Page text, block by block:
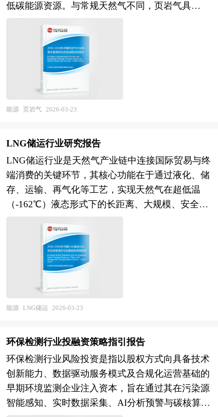
国已成为全球最大的铝锭生产国和消费国，电解铝
产能占全球比重超过半数，产业技术装备水平全球
领先，部分企业在高纯铝、航空航天用铝合金及汽
车轻量化材料等领域取得突破，产业集群效应与供
应链完整性显著增强；但另一方面，产业深层矛盾
依然突出，电解铝作为高耗能行业面临产能天花板
与能耗双控的刚性约束，电力成本占比高且清洁能
源替代压力大，高端铝合金材料自主保障能力不
格与环保政策影响调整压力加大，市场周期性波动
与产能过剩风险交织。与此同时，新能源汽车、光
伏储能及航空航天等战略性新兴产业的快速发展，
正在重塑铝锭需求结构与产品升级方向，产业转型
与技术创新的紧迫性前所未有。 展望未来，铝锭
产业将在"双碳"目标与制造强国战略双重约束下，
呈现三大演进趋势：一是绿色低碳与能源结构转型
成为生命线，电解槽大型化、智能化及节能技术普
及，水电铝、风电光伏铝等清洁能源冶炼产能占比
大幅提升，惰性阳极、碳捕集利用等颠覆性技术进
入产业化示范，再生铝保级利用与短流程工艺发
展，产业从"高碳锁定"向"绿色低碳"的根本转变；
电子级铝箔坯料等高端品种研发与量产能力突破，
铝锭产品从标准化大宗商品向定制化、高性能材料
升级，满足下游高端制造对材料一致性、稳定性及
特殊性能的严苛要求；三是数字化与智能化运营全
面深化，工业互联网、数字孪生及人工智能技术在
低碳能源资源。与常规天然气不同，页岩气具
（页岩）自身既是天然气生成的母岩，又是储存和
封盖天然气的储层与盖层，无需经过长距离运移即
可在源岩内部聚集，形成大面积连续分布的气藏。
这种成藏模式决定了页岩气藏普遍具备低孔隙度、
低渗透率的物理特性，岩石致密如“磨刀石”，孔隙
和裂缝多处于纳米级尺度，导致气体难以自然流
页岩气的生成机理兼具生物化学成因与热解成因双
高温热裂解产生甲烷，并以吸附状态附着于干酪
根、黏土颗粒表面，或以游离状态存在于天然裂
缝、基质孔隙中，部分还可能以极少量溶解态存在
于沥青或束缚水中，其中游离气与吸附气的比例通
常各占约50%。由于其储层非均质性强、渗透性极
差，传统直井开采效率低下，现代页岩气开发高度
依赖水平钻井与多级水力压裂技术的协同应用：通
过水平井增加与储层的接触面积，再利用高压压裂
液在岩层中制造人工裂缝网络，显著提升储层渗透
率，从而释放被困的天然气。 页岩气作为一种储
量巨大的非常规能源，广泛分布于全球多个沉积盆
页岩层系中，埋藏深、温度压力高，开发条件复杂
但潜力巨大。随着勘探开发技术的持续进步，页岩
气已成为优化能源结构、保障能源安全的重要战略
方向，其生产周期长（可达30–50年）、工业经济
价值高，且在燃烧过程中碳排放远低于煤炭与石
能源 页岩气 2026-03-23
LNG储运行业研究报告
LNG储运行业是天然气产业链中连接国际贸易与终
端消费的关键环节，其核心功能在于通过液化、储
存、运输、再气化等工艺，实现天然气在超低温
（-162℃）液态形式下的长距离、大规模、安全经
题，保障国家能源供应安全与季节性调峰需求。从
产业范畴来看，LNG储运行业涵盖上游液化与出口
（液化工厂、出口终端），中游运输与仓储（LNG
运输船、槽车、铁路罐箱、接收站、储罐、小型储
气设施），以及下游再气化与分销（气化外输、槽
车配送、小型LNG储罐供气、船舶加注）的完整产
运输船）、陆路槽车运输、内河/沿海船舶运输及
峰、工业直供、交通燃料、分布式能源、应急储备
等多元矩阵。随着全球天然气贸易活跃度提升与国
内天然气消费增长，LNG储运正从传统基础设施向
智慧物流、灵活贸易、综合能源服务转型，其产业
能源 LNG储运 2026-03-23
环保检测行业投融资策略指引报告
环保检测行业风险投资是指以股权方式向具备技术
创新能力、数据驱动服务模式及合规化运营基础的
早期环境监测企业注入资本，旨在通过其在污染源
智能感知、实时数据采集、AI分析预警与碳核算资